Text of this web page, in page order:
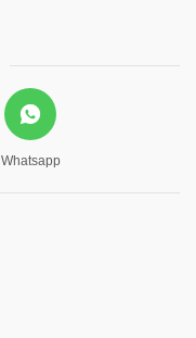
Whatsapp